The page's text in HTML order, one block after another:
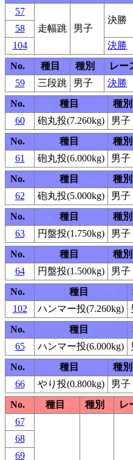
57
走幅跳
男子
決勝
58
104
決勝
No.
種目 種別 レー
59
三段跳 男子 決勝
No.
種目 種別
60
砲丸投(7.260kg) 男子
No.
種目 種別
61
砲丸投(6.000kg) 男子
No.
種目 種別
62
砲丸投(5.000kg) 男子
No.
種目 種別
63
円盤投(1.750kg) 男子
No.
種目 種別
64
円盤投(1.500kg) 男子
No.
種目
102
ハンマー投(7.260kg)
No.
種目
65
ハンマー投(6.000kg)
No.
種目 種別
66
やり投(0.800kg) 男子
No.
種目 種別 レ
67
68
69